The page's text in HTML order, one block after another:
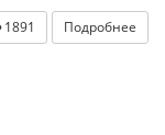
1891 Подробнее